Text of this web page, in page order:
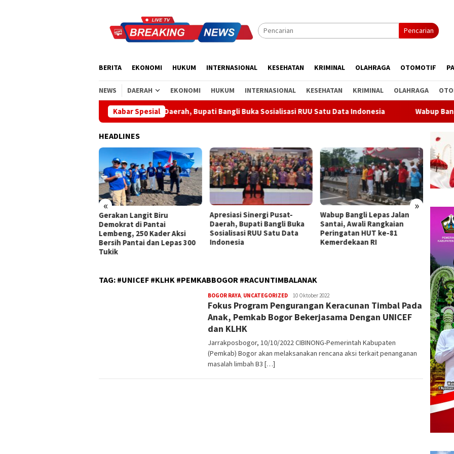
Pencarian
BERITA EKONOMI HUKUM INTERNASIONAL KESEHATAN KRIMINAL OLAHRAGA OTOMOTIF
NEWS DAERAH EKONOMI HUKUM INTERNASIONAL KESEHATAN KRIMINAL OLAHRAGA
Kabar Spesial
Apresiasi Sinergi Pusat-Daerah, Bupati Bangli Buka Sosialisasi RUU Satu Data Indonesia Wabup Bangli Lepas Jalan
HEADLINES
« »
Apresiasi Sinergi Pusat-
Daerah, Bupati Bangli Buka
Sosialisasi RUU Satu Data
Indonesia
Wabup Bangli Lepas Jalan
Santai, Awali Rangkaian
Peringatan HUT ke-81
Kemerdekaan RI
Soal Parkir Mobil di Bypass
Dharma Giri di Gianyar, Nihil
Pengawasan
TAG: #UNICEF #KLHK #PEMKABBOGOR #RACUNTIMBALANAK
BOGOR RAYA, UNCATEGORIZED admin
10 Oktober 2022
Fokus Program Pengurangan Keracunan Timbal Pada
Anak, Pemkab Bogor Bekerjasama Dengan UNICEF
dan KLHK
Jarrakposbogor, 10/10/2022 CIBINONG-Pemerintah Kabupaten
(Pemkab) Bogor akan melaksanakan rencana aksi terkait penanganan
masalah limbah B3 […]